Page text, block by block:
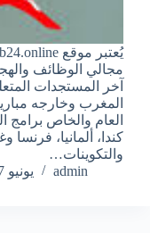
مجالي الوظائف
آخر المستجدات
المغرب وخارجه
العام والخاص برامج
كندا، ألمانيا، فرنسا
والتكوينات…
admin
يونيو 7, 2026